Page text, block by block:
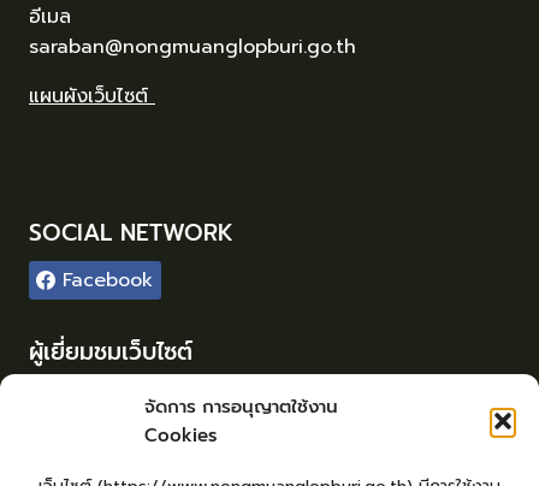
จัดการ การอนุญาตใช้งาน
Cookies
อีเมล
saraban@nongmuanglopburi.go.th
แผนผังเว็บไซต์
SOCIAL NETWORK
Facebook
ผู้เยี่ยมชมเว็บไซต์
119
เข้าสู่ระบบ